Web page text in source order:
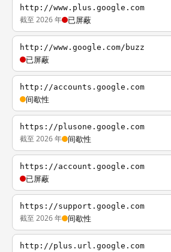
http://www.plus.google.com
截至 2026 年 已屏蔽
http://www.google.com/buzz
已屏蔽
http://accounts.google.com
间歇性
https://plusone.google.com
截至 2026 年 间歇性
https://account.google.com
已屏蔽
https://support.google.com
截至 2026 年 间歇性
http://plus.url.google.com